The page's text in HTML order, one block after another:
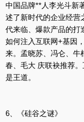
中国品牌**人李光斗新
述了新时代的企业经营
代来临、爆款产品的打
如何注入互联网+基因
来。孟晓苏、冯仑、牛
春、毛大 庆联袂推荐
是王道。
6、《硅谷之谜》